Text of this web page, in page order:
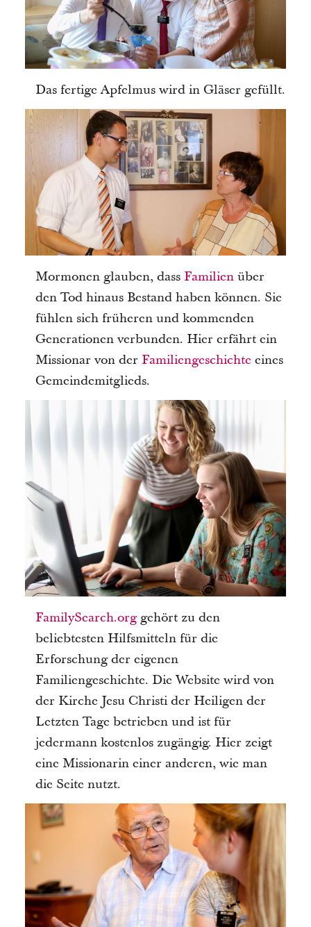
Das fertige Apfelmus wird in Gläser gefüllt.
Mormonen glauben, dass Familienüber
den Tod hinaus Bestand haben können. Sie
fühlen sich früheren und kommenden
Generationen verbunden. Hier erfährt ein
Missionar von der Familiengeschichte eines
Gemeindemitglieds.
FamilySearch.orggehört zu den
beliebtesten Hilfsmitteln für die
Erforschung der eigenen
Familiengeschichte. Die Website wird von
der Kirche Jesu Christi der Heiligen der
Letzten Tage betrieben und ist für
jedermann kostenlos zugängig. Hier zeigt
eine Missionarin einer anderen, wie man
die Seite nutzt.